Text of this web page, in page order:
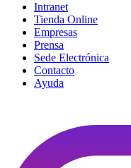
Intranet
Tienda Online
Empresas
Prensa
Sede Electrónica
Contacto
Ayuda